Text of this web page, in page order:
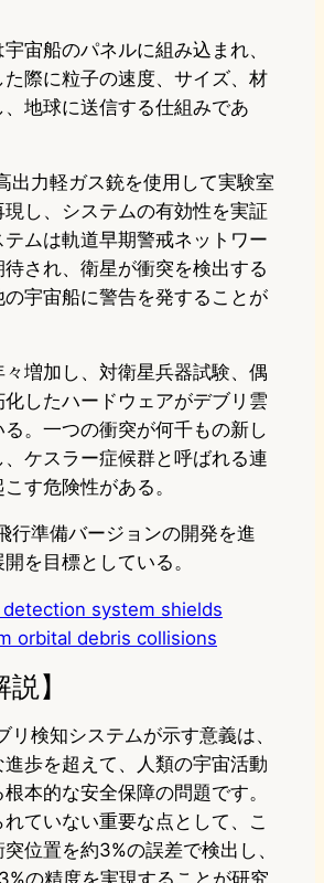
宙船のパネルに組み込まれ、
際に粒子の速度、サイズ、材
地球に送信する仕組みであ
出力軽ガス銃を使用して実験室
し、システムの有効性を実証
テムは軌道早期警戒ネットワー
され、衛星が衝突を検出する
の宇宙船に警告を発することが
増加し、対衛星兵器試験、偶
したハードウェアがデブリ雲
。一つの衝突が何千もの新し
ケスラー症候群と呼ばれる連
す危険性がある。
行準備バージョンの開発を進
を目標としている。
detection system shields
orbital debris collisions
】
リ検知システムが示す意義は、
歩を超えて、人類の宇宙活動
本的な安全保障の問題です。
ていない重要な点として、こ
位置を約3%の誤差で検出し、